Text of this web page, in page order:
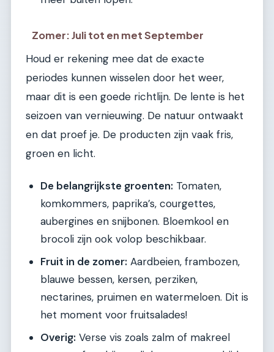
Zomer: Juli tot en met September
Houd er rekening mee dat de exacte
periodes kunnen wisselen door het weer,
maar dit is een goede richtlijn. De lente is het
seizoen van vernieuwing. De natuur ontwaakt
en dat proef je. De producten zijn vaak fris,
groen en licht.
De belangrijkste groenten: Tomaten,
komkommers, paprika’s, courgettes,
aubergines en snijbonen. Bloemkool en
brocoli zijn ook volop beschikbaar.
Fruit in de zomer: Aardbeien, frambozen,
blauwe bessen, kersen, perziken,
nectarines, pruimen en watermeloen. Dit is
het moment voor fruitsalades!
Overig: Verse vis zoals zalm of makreel